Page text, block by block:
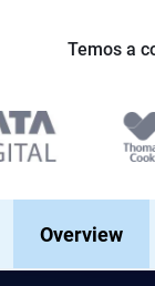
Temos a
Overview